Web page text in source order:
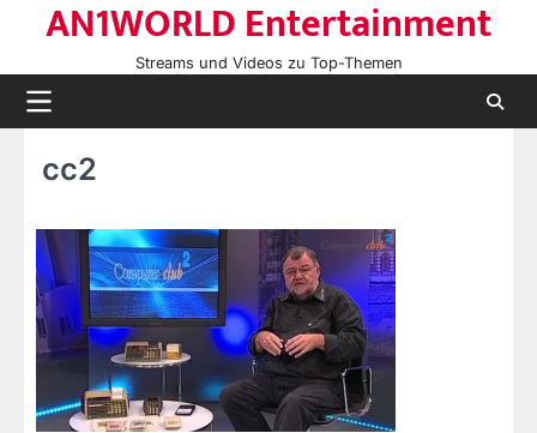
content
AN1WORLD Entertainment
Streams und Videos zu Top-Themen
cc2